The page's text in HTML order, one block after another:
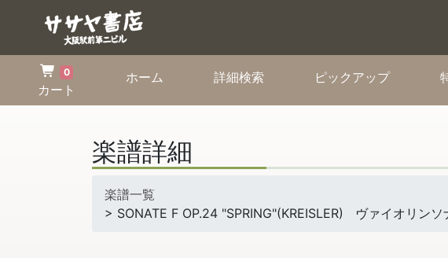
0
カート
ホーム (current)詳細検索 ピックアップ(current)
楽譜詳細
楽譜一覧
> SONATE F OP.24 "SPRING"(KREISLER) ヴァイオリン